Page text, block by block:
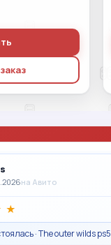
на Авито
★
· The outer wilds ps5